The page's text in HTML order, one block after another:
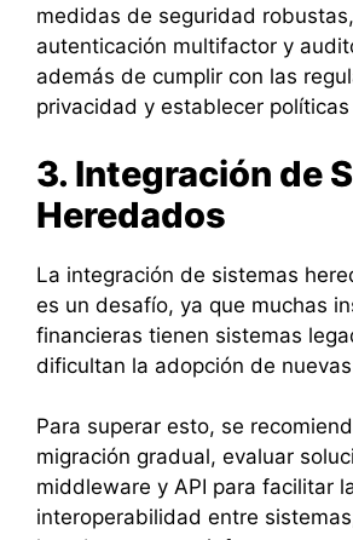
medidas de seguridad
autenticación multifactor y
además de cumplir con las
privacidad y establecer políticas
3. Integración de
Heredados
La integración de sistemas
es un desafío, ya que muchas
financieras tienen sistemas
dificultan la adopción de
Para superar esto, se
migración gradual, evaluar
middleware y API para facilitar
interoperabilidad entre